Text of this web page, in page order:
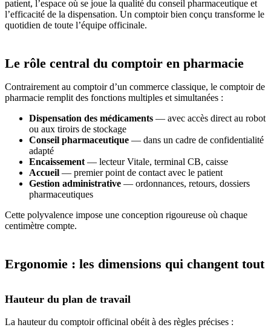
patient, l’espace où se joue la qualité du conseil pharmaceutique et
l’efficacité de la dispensation. Un comptoir bien conçu transforme le
quotidien de toute l’équipe officinale.
Le rôle central du comptoir en pharmacie
Contrairement au comptoir d’un commerce classique, le comptoir de
pharmacie remplit des fonctions multiples et simultanées :
Dispensation des médicaments — avec accès direct au robot
ou aux tiroirs de stockage
Conseil pharmaceutique — dans un cadre de confidentialité
adapté
Encaissement — lecteur Vitale, terminal CB, caisse
Accueil — premier point de contact avec le patient
Gestion administrative — ordonnances, retours, dossiers
pharmaceutiques
Cette polyvalence impose une conception rigoureuse où chaque
centimètre compte.
Ergonomie : les dimensions qui changent tout
Hauteur du plan de travail
La hauteur du comptoir officinal obéit à des règles précises :